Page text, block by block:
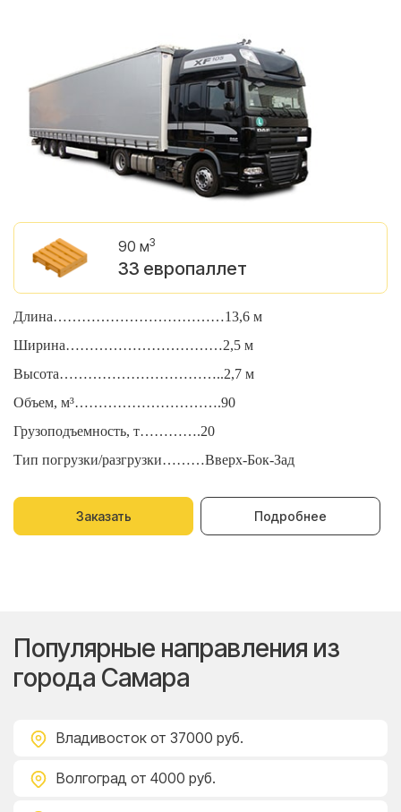
90 м3
33 европаллет
Длина………………………………13,6 м
Ширина……………………………2,5 м
Высота……………………………..2,7 м
Объем, м³………………………….90
Грузоподъемность, т………….20
Тип погрузки/разгрузки………Вверх-Бок-Зад
Заказать Подробнее
Популярные направления из
города Самара
Владивосток от 37000 руб.
Волгоград от 4000 руб.